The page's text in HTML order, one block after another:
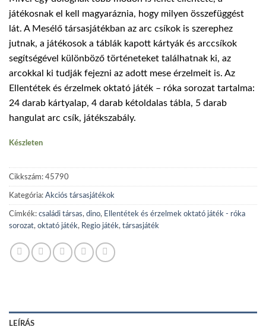
játékosnak el kell magyaráznia, hogy milyen összefüggést
lát. A Mesélő társasjátékban az arc csíkok is szerephez
jutnak, a játékosok a táblák kapott kártyák és arccsíkok
segítségével különböző történeteket találhatnak ki, az
arcokkal ki tudják fejezni az adott mese érzelmeit is. Az
Ellentétek és érzelmek oktató játék – róka sorozat tartalma:
24 darab kártyalap, 4 darab kétoldalas tábla, 5 darab
hangulat arc csík, játékszabály.
Készleten
Cikkszám: 45790
Kategória: Akciós társasjátékok
Címkék: családi társas, dino, Ellentétek és érzelmek oktató játék - róka
sorozat, oktató játék, Regio játék, társasjáték
LEÍRÁS